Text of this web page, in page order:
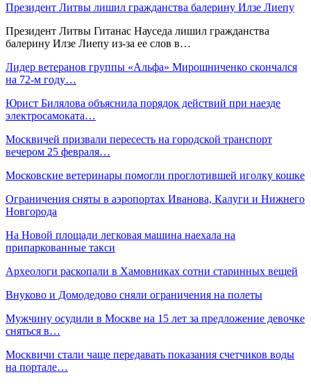
Президент Литвы лишил гражданства балерину Илзе Лиепу
Президент Литвы Гитанас Науседа лишил гражданства
балерину Илзе Лиепу из-за ее слов в…
Лидер ветеранов группы «Альфа» Мирошниченко скончался
на 72-м году…
Юрист Билялова объяснила порядок действий при наезде
электросамоката…
Москвичей призвали пересесть на городской транспорт
вечером 25 февраля…
Московские ветеринары помогли проглотившей иголку кошке
Ограничения сняты в аэропортах Иванова, Калуги и Нижнего
Новгорода
На Новой площади легковая машина наехала на
припаркованные такси
Археологи раскопали в Хамовниках сотни старинных вещей
Внуково и Домодедово сняли ограничения на полеты
Мужчину осудили в Москве на 15 лет за предложение девочке
сняться в…
Москвичи стали чаще передавать показания счетчиков воды
на портале…